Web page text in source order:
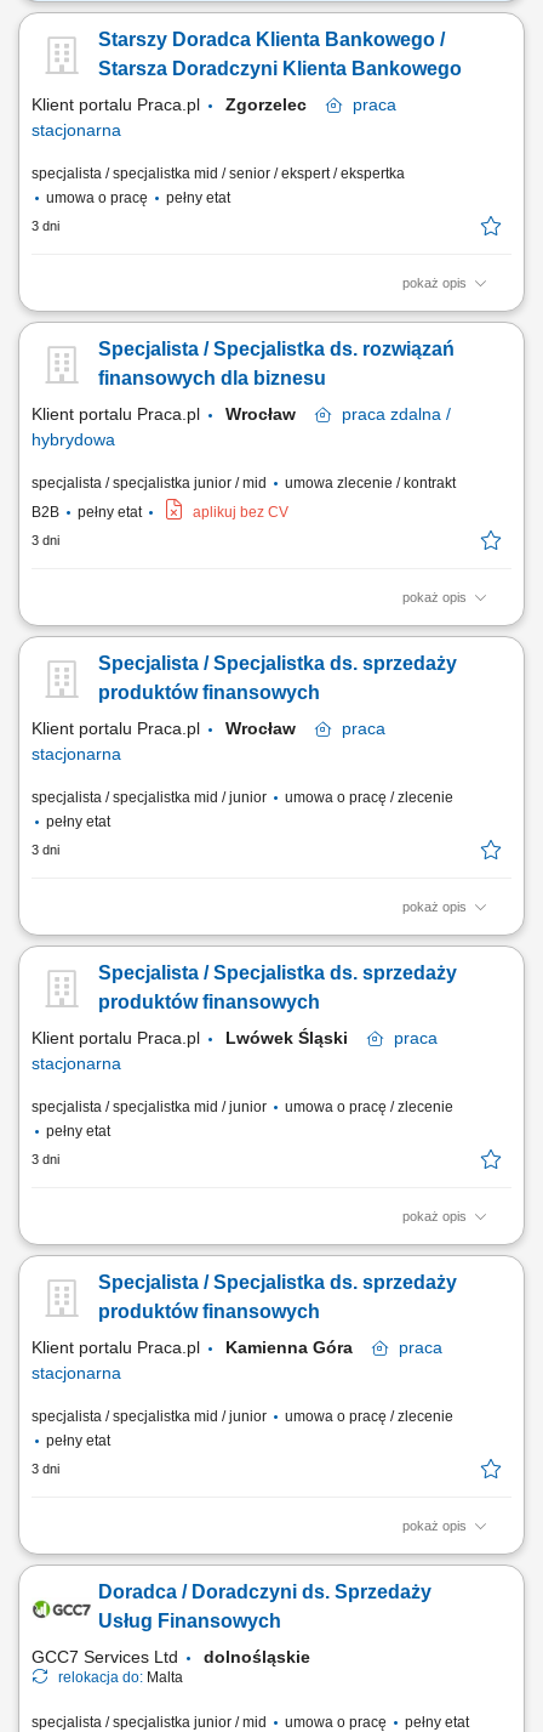
finansowych do potrzeb klientów. Wsparcie klientów w bankowości
codziennej, internetowej i mobilnej. Aktywna sprzedaż produktów
Starszy Doradca Klienta Bankowego /
Starsza Doradczyni Klienta Bankowego
Klient portalu Praca.pl Zgorzelec
praca
stacjonarna
specjalista / specjalistka mid / senior / ekspert / ekspertka
umowa o pracę
pełny etat
3 dni
pokaż opis
Analiza potrzeb finansowych klientów indywidualnych oraz sektora MŚP
nowych klientów oraz budowanie długoterminowych relacji
biznesowych; Sprzedaż produktów i usług bankowych, w tym funduszy
Specjalista / Specjalistka ds. rozwiązań
finansowych dla biznesu
Klient portalu Praca.pl Wrocław praca zdalna /
hybrydowa
specjalista / specjalistka junior / mid
umowa zlecenie / kontrakt
B2B
pełny etat aplikuj bez CV
3 dni
pokaż opis
Samodzielne docieranie do sektora przedsiębiorstw i doradztwo w
kompetencji doradczych zmierzający do samodzielnego zarządzania
pełnym portfolio usług bankowych. Prowadzenie rozmów handlowych
Specjalista / Specjalistka ds. sprzedaży
produktów finansowych
Klient portalu Praca.pl Wrocław
praca
stacjonarna
specjalista / specjalistka mid / junior
umowa o pracę / zlecenie
pełny etat
3 dni
pokaż opis
aktywne pozyskiwanie klientów oraz sprzedaż produktów bankowych i
potrzeb i dopasowanie rozwiązań finansowych; rzetelne przedstawianie
warunków oferty, zasad i ryzyk; obsługa posprzedażowa klientów i
Specjalista / Specjalistka ds. sprzedaży
produktów finansowych
Klient portalu Praca.pl Lwówek Śląski
praca
stacjonarna
specjalista / specjalistka mid / junior
umowa o pracę / zlecenie
pełny etat
3 dni
pokaż opis
aktywne pozyskiwanie klientów oraz sprzedaż produktów bankowych i
potrzeb i dopasowanie rozwiązań finansowych; rzetelne przedstawianie
warunków oferty, zasad i ryzyk; obsługa posprzedażowa klientów i
Specjalista / Specjalistka ds. sprzedaży
produktów finansowych
Klient portalu Praca.pl Kamienna Góra
praca
stacjonarna
specjalista / specjalistka mid / junior
umowa o pracę / zlecenie
pełny etat
3 dni
pokaż opis
aktywne pozyskiwanie klientów oraz sprzedaż produktów bankowych i
potrzeb i dopasowanie rozwiązań finansowych; rzetelne przedstawianie
warunków oferty, zasad i ryzyk; obsługa posprzedażowa klientów i
Doradca / Doradczyni ds. Sprzedaży
Usług Finansowych
GCC7 Services Ltd dolnośląskie
relokacja do: Malta
specjalista / specjalistka junior / mid umowa o pracę
pełny etat